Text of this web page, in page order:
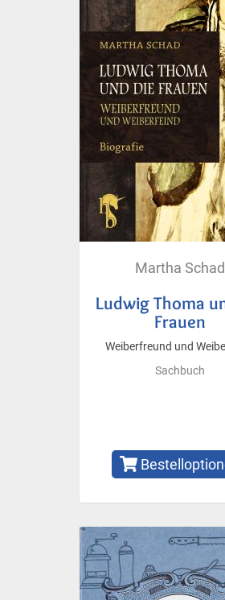
Martha Schad
Ludwig Thoma
Frauen
Weiberfreund und
Sachbuch